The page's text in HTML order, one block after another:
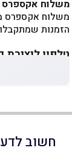
משלוח אקספרס
משלוח אקספרס מיועד להזמנות
הזמנות שמתקבלות לאחר השעה 09:00
טלפון ליצירת קשר:
חשוב